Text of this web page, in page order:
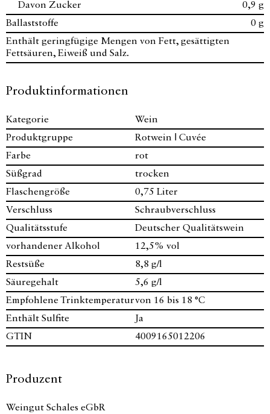
Davon Zucker
0,9 g
Ballaststoffe
0 g
Enthält geringfügige Mengen von Fett, gesättigten
Fettsäuren, Eiweiß und Salz.
Produktinformationen
Kategorie
Wein
Produktgruppe
Rotwein | Cuvée
Farbe
rot
Süßgrad
trocken
Flaschengröße
0,75 Liter
Verschluss
Schraubverschluss
Qualitätsstufe
Deutscher Qualitätswein
vorhandener Alkohol
12,5% vol
Restsüße
8,8 g/l
Säuregehalt
5,6 g/l
Empfohlene Trinktemperaturvon 16 bis 18 °C
Enthält Sulfite
Ja
GTIN
4009165012206
Produzent
Weingut Schales eGbR